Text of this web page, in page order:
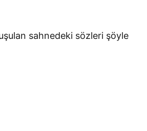
sahnedeki sözleri şöyle